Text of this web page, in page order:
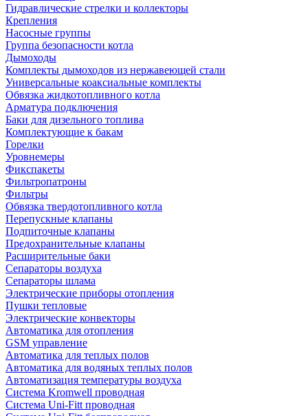
Гидравлические стрелки и коллекторы
Крепления
Насосные группы
Группа безопасности котла
Дымоходы
Комплекты дымоходов из нержавеющей стали
Универсальные коаксиальные комплекты
Обвязка жидкотопливного котла
Арматура подключения
Баки для дизельного топлива
Комплектующие к бакам
Горелки
Уровнемеры
Фикспакеты
Фильтропатроны
Фильтры
Обвязка твердотопливного котла
Перепускные клапаны
Подпиточные клапаны
Предохранительные клапаны
Расширительные баки
Сепараторы воздуха
Сепараторы шлама
Электрические приборы отопления
Пушки тепловые
Электрические конвекторы
Автоматика для отопления
GSM управление
Автоматика для теплых полов
Автоматика для водяных теплых полов
Автоматизация температуры воздуха
Система Kromwell проводная
Система Uni-Fitt проводная